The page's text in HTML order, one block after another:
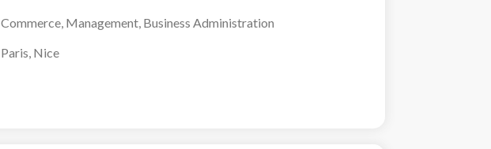
Commerce, Management, Business Administration
Paris, Nice